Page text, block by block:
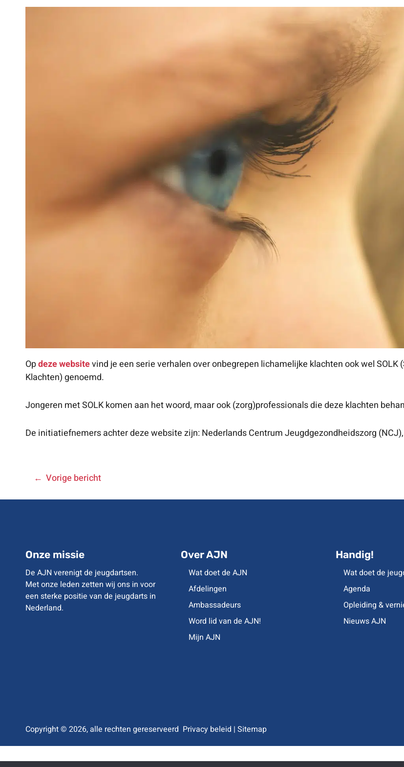
Opdeze websitevind je een serie verhalen over onbegrepen lichamelijke klachten ook wel
Klachten) genoemd.
Jongeren met SOLK komen aan het woord, maar ook (zorg)professionals die deze klachten
De initiatiefnemers achter deze website zijn: Nederlands Centrum Jeugdgezondheidszorg
BERICHT
NAVIGATIE
Vorige bericht
Onze missie
De AJN verenigt de jeugdartsen.
Met onze leden zetten wij ons in voor
een sterke positie van de jeugdarts in
Nederland.
Over AJN
Wat doet de AJN
Afdelingen
Ambassadeurs
Word lid van de AJN!
Mijn AJN
Handig!
Wat doet de
Agenda
Opleiding &
Nieuws AJN
Copyright © 2026, alle rechten gereserveerd Privacy beleid | Sitemap